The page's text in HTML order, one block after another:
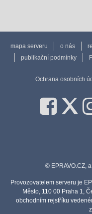
mapa serveru o nás
publikační podmínky
Ochrana osobních
© EPRAVO.CZ,
Provozovatelem serveru je
Město, 110 00 Praha 1,
obchodním rejstříku